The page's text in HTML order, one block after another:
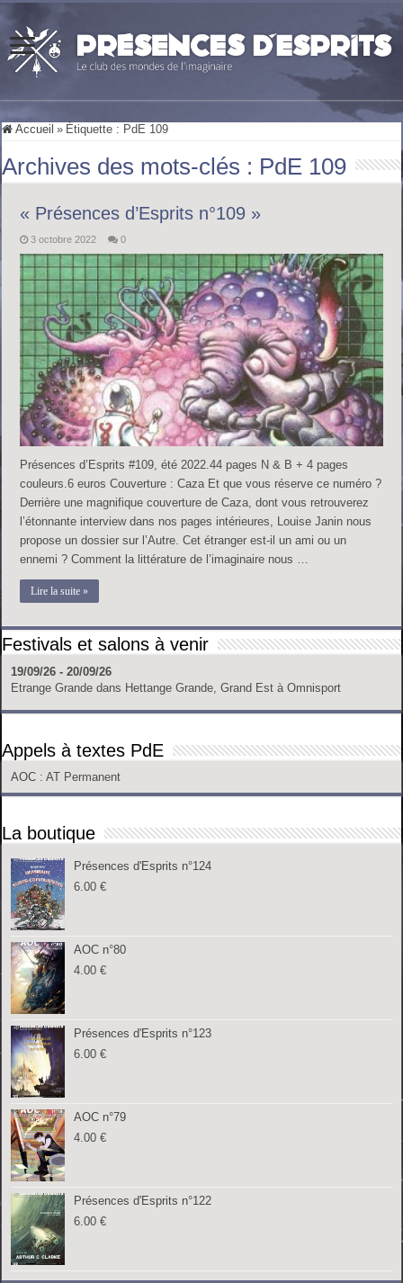
Accueil » Étiquette : PdE 109
Archives des mots-clés : PdE 109
« Présences d’Esprits n°109 »
3 octobre 2022 0
Présences d’Esprits #109, été 2022.44 pages N & B + 4 pages
couleurs.6 euros Couverture : Caza Et que vous réserve ce numéro ?
Derrière une magnifique couverture de Caza, dont vous retrouverez
l’étonnante interview dans nos pages intérieures, Louise Janin nous
propose un dossier sur l’Autre. Cet étranger est-il un ami ou un
ennemi ? Comment la littérature de l’imaginaire nous …
Lire la suite »
Festivals et salons à venir
19/09/26 - 20/09/26
Etrange Grande dans Hettange Grande, Grand Est à Omnisport
Appels à textes PdE
AOC : AT Permanent
La boutique
Présences d'Esprits n°124
6.00€
AOC n°80
4.00€
Présences d'Esprits n°123
6.00€
AOC n°79
4.00€
Présences d'Esprits n°122
6.00€